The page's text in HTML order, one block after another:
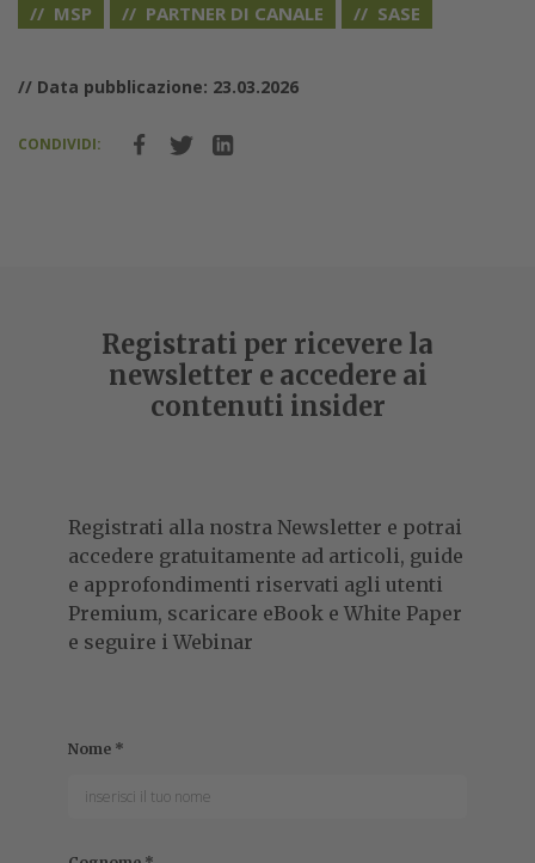
MSP PARTNER DI CANALE SASE
// Data pubblicazione: 23.03.2026
CONDIVIDI:
Registrati per ricevere la
newsletter e accedere ai
contenuti insider
Registrati alla nostra Newsletter e potrai
accedere gratuitamente ad articoli, guide
e approfondimenti riservati agli utenti
Premium, scaricare eBook e White Paper
e seguire i Webinar
Nome *